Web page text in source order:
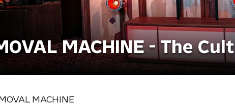
MACHINE - The Cult
MACHINE